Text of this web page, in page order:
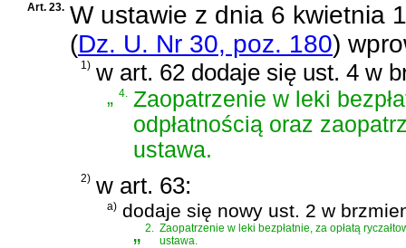
Art. 23. W ustawie z dnia 6 kwietnia
(Dz. U. Nr 30, poz. 180)
1) w art. 62 dodaje się ust. 4 w
„ 4. Zaopatrzenie w leki
odpłatnością oraz
ustawa.
2) w art. 63:
a) dodaje się nowy ust. 2 w
„2. Zaopatrzenie w leki bezpłatnie, za opłatą
ustawa.